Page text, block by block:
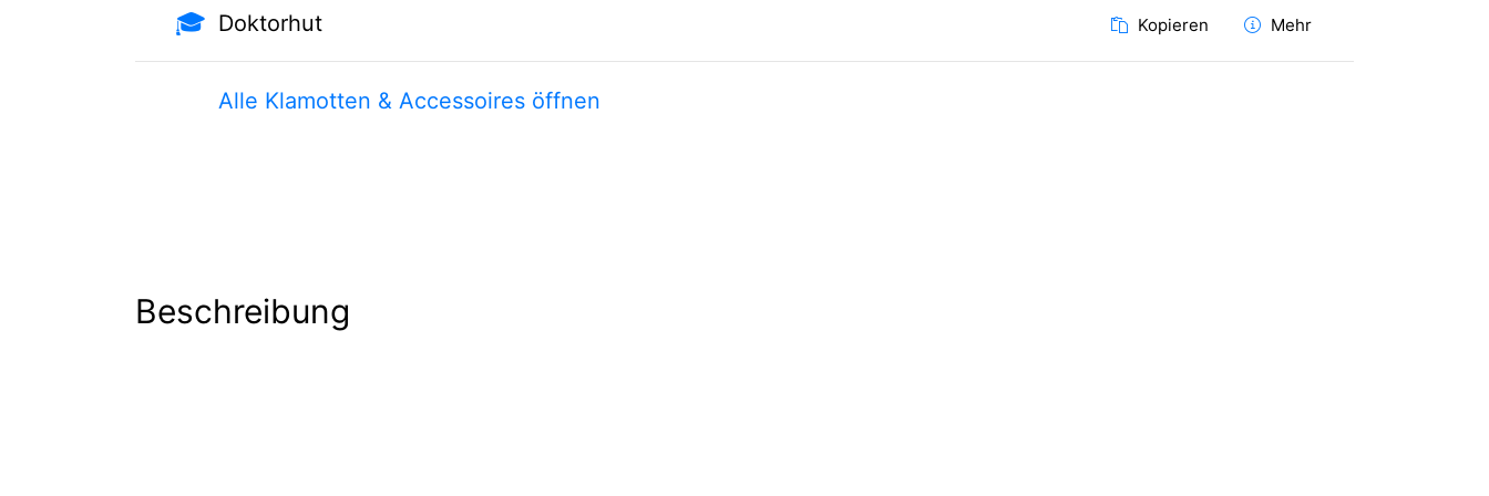
🎓 Doktorhut Kopieren Mehr
Alle Klamotten & Accessoires öffnen
Beschreibung